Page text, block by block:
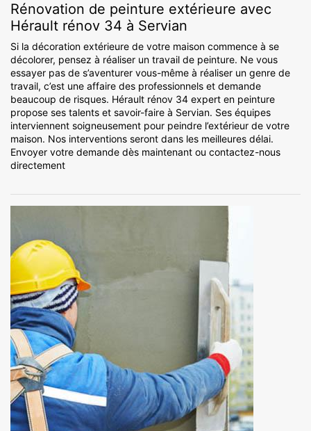
Rénovation de peinture extérieure avec
Hérault rénov 34 à Servian
Si la décoration extérieure de votre maison commence à se
décolorer, pensez à réaliser un travail de peinture. Ne vous
essayer pas de s’aventurer vous-même à réaliser un genre de
travail, c’est une affaire des professionnels et demande
beaucoup de risques. Hérault rénov 34 expert en peinture
propose ses talents et savoir-faire à Servian. Ses équipes
interviennent soigneusement pour peindre l’extérieur de votre
maison. Nos interventions seront dans les meilleures délai.
Envoyer votre demande dès maintenant ou contactez-nous
directement